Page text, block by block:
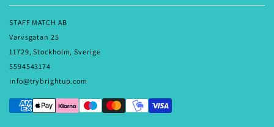
STAFF MATCH AB
Varvsgatan 25
11729, Stockholm, Sverige
5594543174
info@trybrightup.com